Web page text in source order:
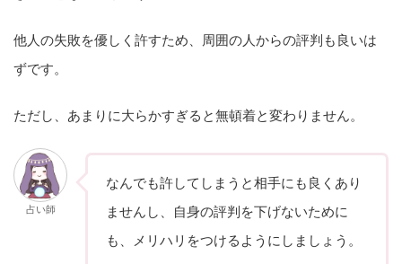
他人の失敗を優しく許すため、周囲の人からの評判も良いは
ずです。
ただし、あまりに大らかすぎると無頓着と変わりません。
占い師
なんでも許してしまうと相手にも良くあり
ませんし、自身の評判を下げないために
も、メリハリをつけるようにしましょう。